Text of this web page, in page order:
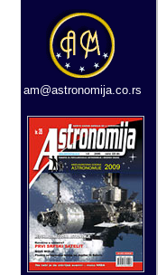
am@astronomija.co.rs